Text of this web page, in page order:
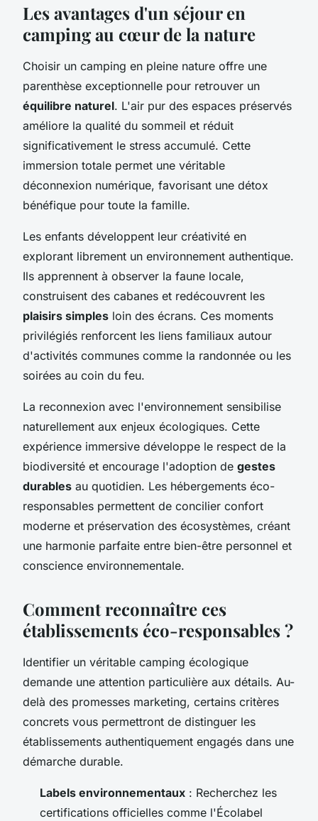
Les avantages d'un séjour en
camping au cœur de la nature
Choisir un camping en pleine nature offre une
parenthèse exceptionnelle pour retrouver un
équilibre naturel. L'air pur des espaces préservés
améliore la qualité du sommeil et réduit
significativement le stress accumulé. Cette
immersion totale permet une véritable
déconnexion numérique, favorisant une détox
bénéfique pour toute la famille.
Les enfants développent leur créativité en
explorant librement un environnement authentique.
Ils apprennent à observer la faune locale,
construisent des cabanes et redécouvrent les
plaisirs simples loin des écrans. Ces moments
privilégiés renforcent les liens familiaux autour
d'activités communes comme la randonnée ou les
soirées au coin du feu.
La reconnexion avec l'environnement sensibilise
naturellement aux enjeux écologiques. Cette
expérience immersive développe le respect de la
biodiversité et encourage l'adoption de gestes
durables au quotidien. Les hébergements éco-
responsables permettent de concilier confort
moderne et préservation des écosystèmes, créant
une harmonie parfaite entre bien-être personnel et
conscience environnementale.
Comment reconnaître ces
établissements éco-responsables ?
Identifier un véritable camping écologique
demande une attention particulière aux détails. Au-
delà des promesses marketing, certains critères
concrets vous permettront de distinguer les
établissements authentiquement engagés dans une
démarche durable.
Labels environnementaux : Recherchez les
certifications officielles comme l'Écolabel